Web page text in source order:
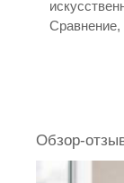
Сравнение,
Обзор-